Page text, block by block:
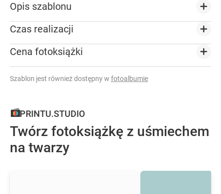
Opis szablonu
Czas realizacji
Cena fotoksiążki
Szablon jest również dostępny w fotoalbumie
PRINTU.STUDIO
Twórz fotoksiążkę z uśmiechem
na twarzy